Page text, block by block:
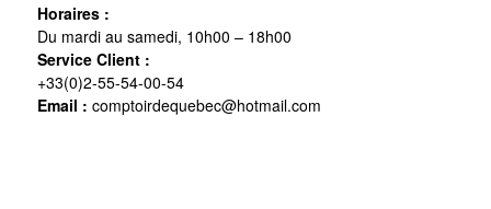
Horaires :
Du mardi au samedi, 10h00 – 18h00
Service Client :
+33(0)2-55-54-00-54
Email : comptoirdequebec@hotmail.com